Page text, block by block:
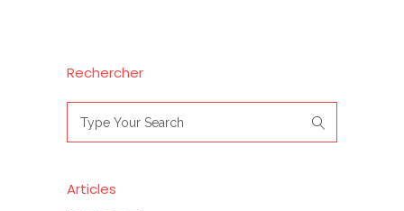
Rechercher
for:
Articles